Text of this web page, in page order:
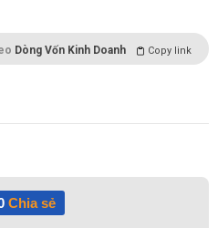
Dòng Vốn Kinh Doanh Copy link
Chia sẻ